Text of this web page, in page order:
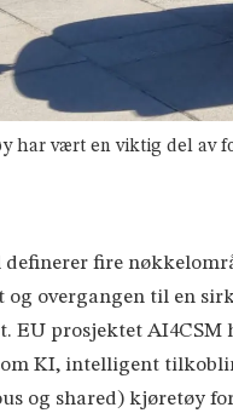
har vært en viktig del av
definerer fire
overgangen til en
EU prosjektet
KI, intelligent
og shared) kjøretøy